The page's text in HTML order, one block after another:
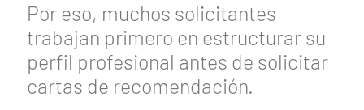
Por eso, muchos solicitantes
trabajan primero en estructurar su
perfil profesional antes de solicitar
cartas de recomendación.